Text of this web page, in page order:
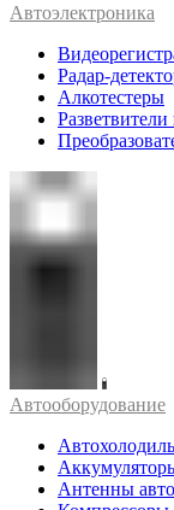
Автоэлектроника
Радар-
Алкотестеры
Автооборудование
Антенны